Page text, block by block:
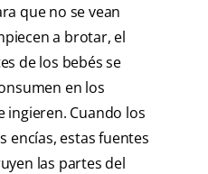
que no se vean
a brotar, el
de los bebés se
en los
ingieren. Cuando los
encías, estas fuentes
las partes del